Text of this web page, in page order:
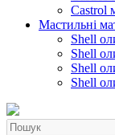
Castrol
Мастильні
Shell
Shell
Shell
Shell